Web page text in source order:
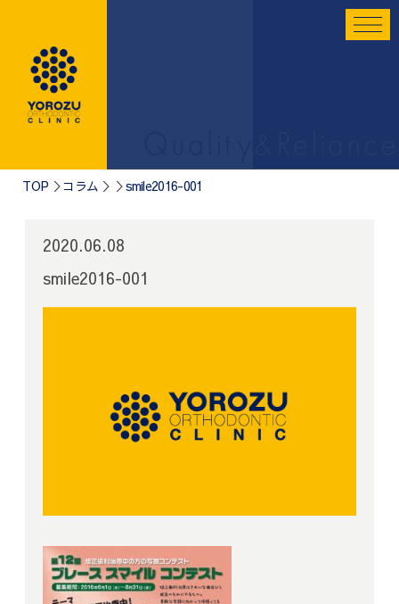
TOP コラム smile2016-001
2020.06.08
smile2016-001